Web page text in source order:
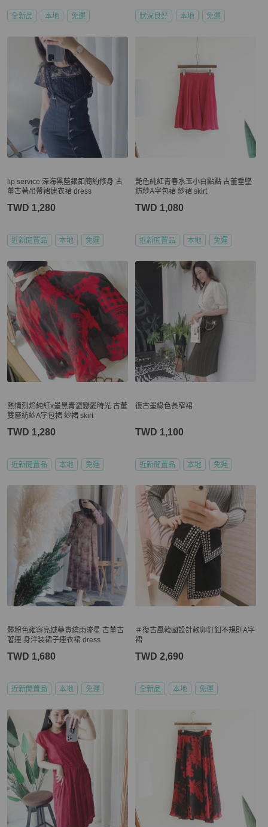
全新品 本地 免運 狀況良好 本地 免運
lip service 深海黑藍銀釦簡約修身 古
董古著吊帶裙連衣裙 dress
TWD 1,280
近新閒置品 本地 免運
艷色純紅青春水玉小白點點 古董垂墜
紡紗A字包裙 紗裙 skirt
TWD 1,080
近新閒置品 本地 免運
熱情烈焰純紅x墨黑青澀戀愛時光 古董
雙層紡紗A字包裙 紗裙 skirt
TWD 1,280
近新閒置品 本地 免運
復古墨綠色長窄裙
TWD 1,100
近新閒置品 本地 免運
髒粉色雍容亮絨華貴繪雨流星 古董古
著連 身洋装裙子連衣裙 dress
TWD 1,680
近新閒置品 本地 免運
＃復古風韓國設計款卯釘釦不規則A字
裙
TWD 2,690
全新品 本地 免運